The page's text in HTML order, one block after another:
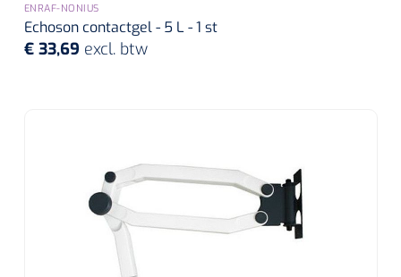
ENRAF-NONIUS
Echoson contactgel - 5 L - 1 st
€ 33,69 excl. btw